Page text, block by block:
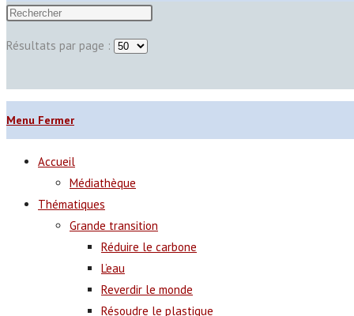
Résultats par page :
Menu Fermer
Accueil
Médiathèque
Thématiques
Grande transition
Réduire le carbone
L’eau
Reverdir le monde
Résoudre le plastique